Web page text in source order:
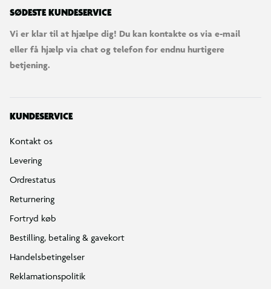
SØDESTE KUNDESERVICE
Vi er klar til at hjælpe dig! Du kan kontakte os via e-mail
eller få hjælp via chat og telefon for endnu hurtigere
betjening.
KUNDESERVICE
Kontakt os
Levering
Ordrestatus
Returnering
Fortryd køb
Bestilling, betaling & gavekort
Handelsbetingelser
Reklamationspolitik